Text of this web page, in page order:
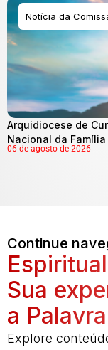
Notícia da
Arquidiocese de
Nacional da
06 de agosto de 2026
Continue
Sua
a
Explore